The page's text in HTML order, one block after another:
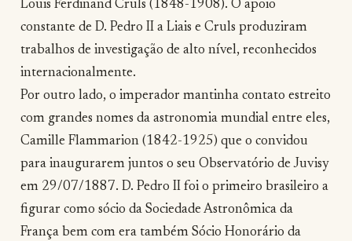
Louis Ferdinand Cruls (1848-1908). O apoio
constante de D. Pedro II a Liais e Cruls produziram
trabalhos de investigação de alto nível, reconhecidos
internacionalmente.
Por outro lado, o imperador mantinha contato estreito
com grandes nomes da astronomia mundial entre eles,
Camille Flammarion (1842-1925) que o convidou
para inaugurarem juntos o seu Observatório de Juvisy
em 29/07/1887. D. Pedro II foi o primeiro brasileiro a
figurar como sócio da Sociedade Astronômica da
França bem com era também Sócio Honorário da